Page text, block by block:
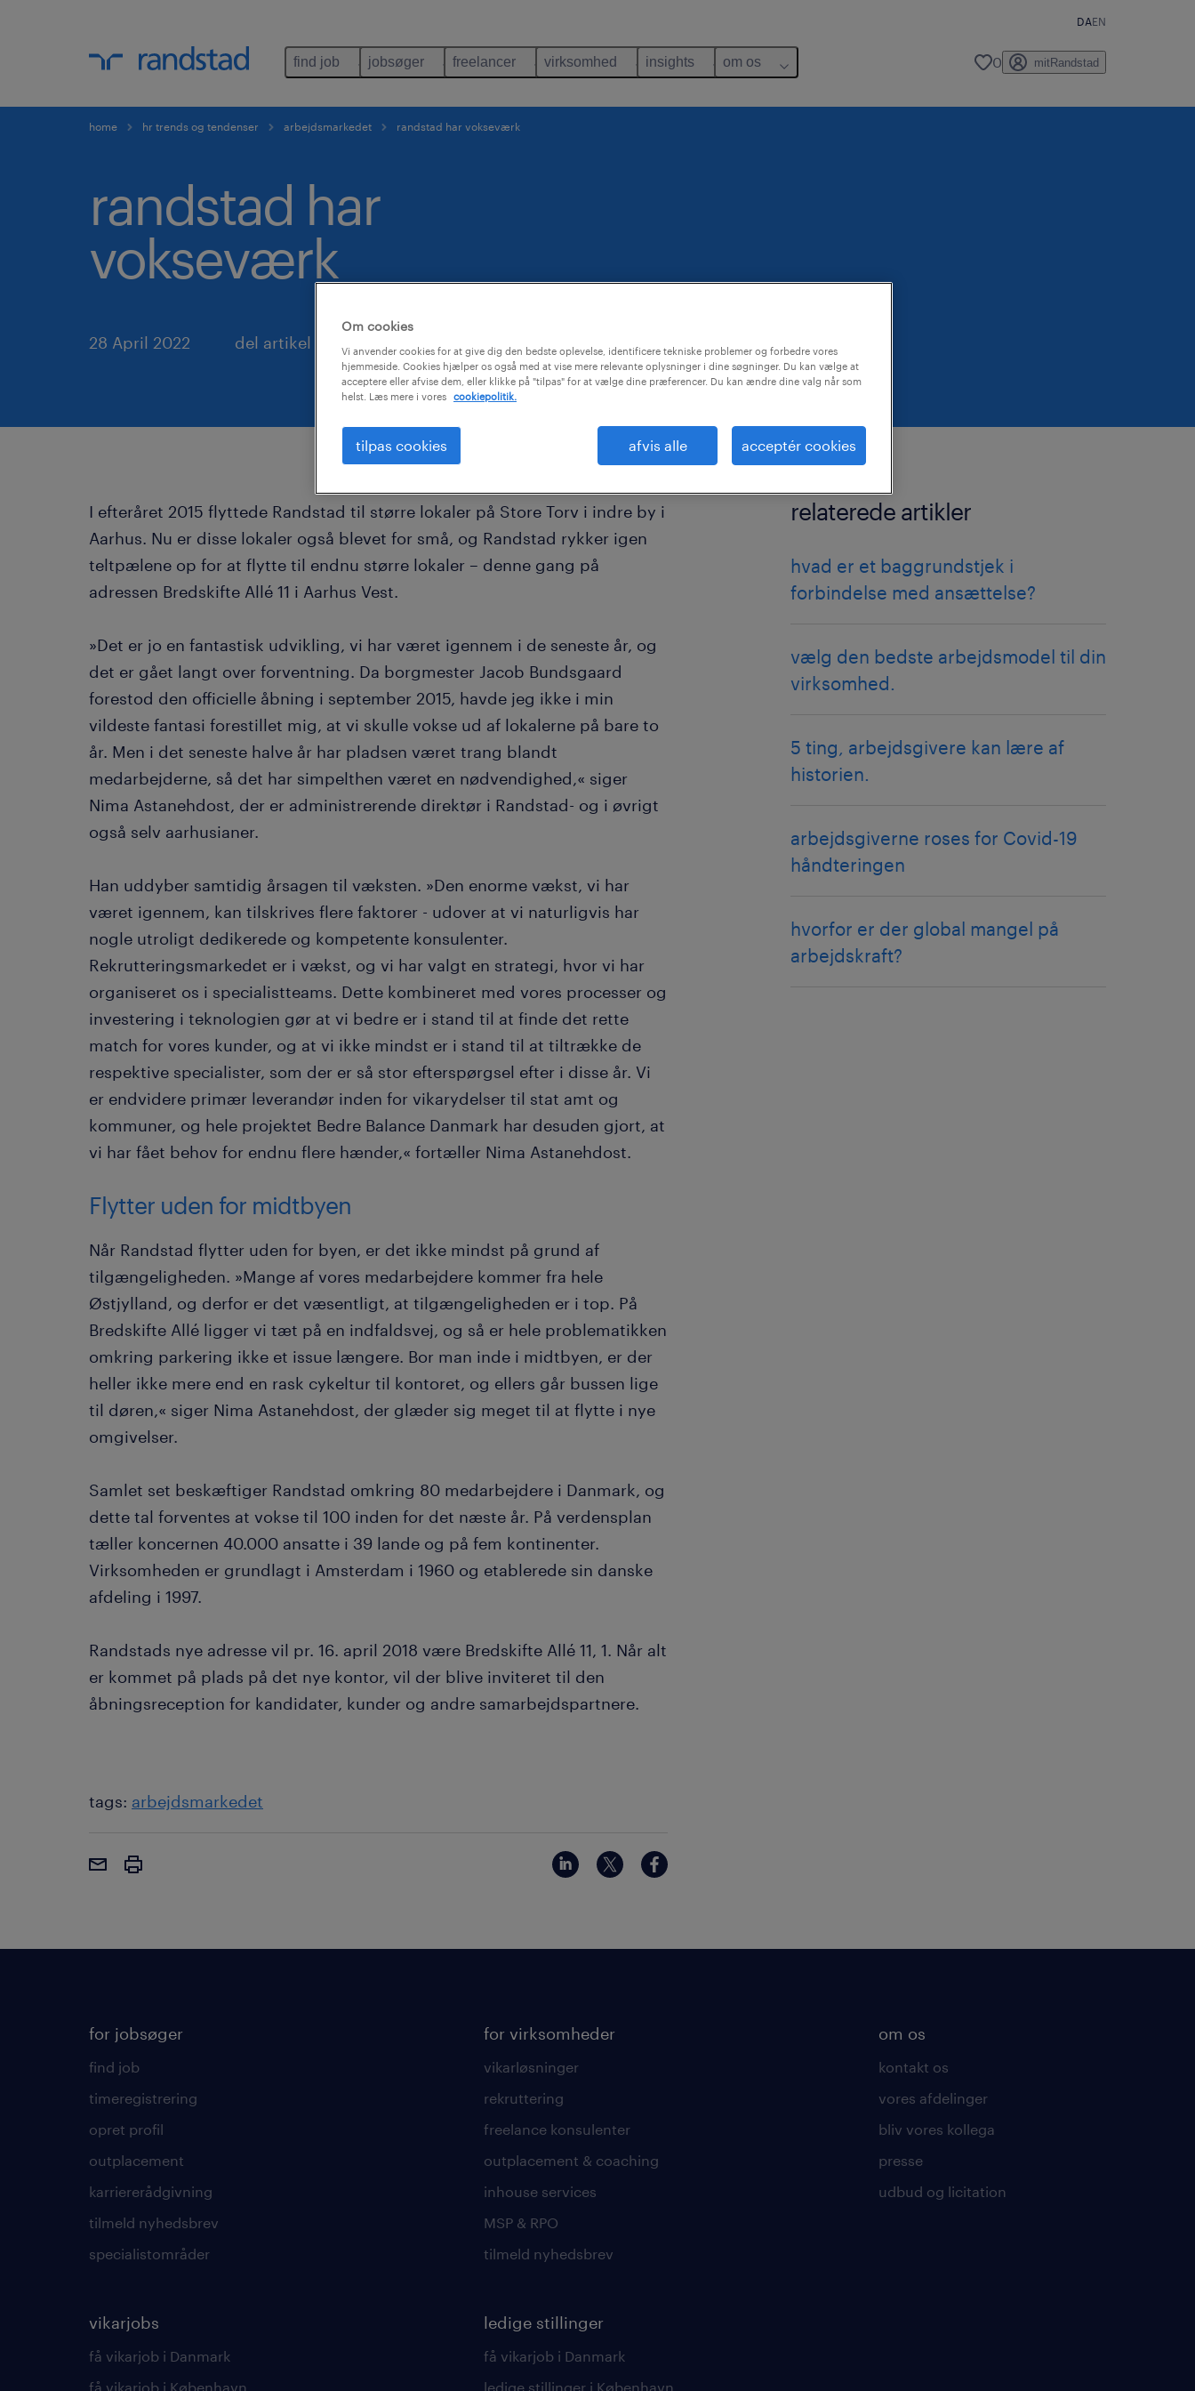
DAEN
find job jobsøger freelancer virksomhed insights om os 0 mitRandstad
home hr trends og tendenser arbejdsmarkedet randstad har vokseværk
randstad har
vokseværk
28 April 2022 del artikel
I efteråret 2015 flyttede Randstad til større lokaler på Store Torv i indre by i
Aarhus. Nu er disse lokaler også blevet for små, og Randstad rykker igen
teltpælene op for at flytte til endnu større lokaler – denne gang på
adressen Bredskifte Allé 11 i Aarhus Vest.
»Det er jo en fantastisk udvikling, vi har været igennem i de seneste år, og
det er gået langt over forventning. Da borgmester Jacob Bundsgaard
forestod den officielle åbning i september 2015, havde jeg ikke i min
vildeste fantasi forestillet mig, at vi skulle vokse ud af lokalerne på bare to
år. Men i det seneste halve år har pladsen været trang blandt
medarbejderne, så det har simpelthen været en nødvendighed,« siger
Nima Astanehdost, der er administrerende direktør i Randstad- og i øvrigt
også selv aarhusianer.
Han uddyber samtidig årsagen til væksten. »Den enorme vækst, vi har
været igennem, kan tilskrives flere faktorer - udover at vi naturligvis har
nogle utroligt dedikerede og kompetente konsulenter.
Rekrutteringsmarkedet er i vækst, og vi har valgt en strategi, hvor vi har
organiseret os i specialistteams. Dette kombineret med vores processer og
investering i teknologien gør at vi bedre er i stand til at finde det rette
match for vores kunder, og at vi ikke mindst er i stand til at tiltrække de
respektive specialister, som der er så stor efterspørgsel efter i disse år. Vi
er endvidere primær leverandør inden for vikarydelser til stat amt og
kommuner, og hele projektet Bedre Balance Danmark har desuden gjort, at
vi har fået behov for endnu flere hænder,« fortæller Nima Astanehdost.
Flytter uden for midtbyen
Når Randstad flytter uden for byen, er det ikke mindst på grund af
tilgængeligheden. »Mange af vores medarbejdere kommer fra hele
Østjylland, og derfor er det væsentligt, at tilgængeligheden er i top. På
Bredskifte Allé ligger vi tæt på en indfaldsvej, og så er hele problematikken
omkring parkering ikke et issue længere. Bor man inde i midtbyen, er der
heller ikke mere end en rask cykeltur til kontoret, og ellers går bussen lige
til døren,« siger Nima Astanehdost, der glæder sig meget til at flytte i nye
omgivelser.
Samlet set beskæftiger Randstad omkring 80 medarbejdere i Danmark, og
dette tal forventes at vokse til 100 inden for det næste år. På verdensplan
tæller koncernen 40.000 ansatte i 39 lande og på fem kontinenter.
Virksomheden er grundlagt i Amsterdam i 1960 og etablerede sin danske
afdeling i 1997.
Randstads nye adresse vil pr. 16. april 2018 være Bredskifte Allé 11, 1. Når alt
er kommet på plads på det nye kontor, vil der blive inviteret til den
åbningsreception for kandidater, kunder og andre samarbejdspartnere.
tags: arbejdsmarkedet
relaterede artikler
hvad er et baggrundstjek i
forbindelse med ansættelse?
vælg den bedste arbejdsmodel til din
virksomhed.
5 ting, arbejdsgivere kan lære af
historien.
arbejdsgiverne roses for Covid-19
håndteringen
hvorfor er der global mangel på
arbejdskraft?
for jobsøger
find job
timeregistrering
opret profil
outplacement
karriererådgivning
tilmeld nyhedsbrev
specialistområder
vikarjobs
få vikarjob i Danmark
få vikarjob i København
for virksomheder
vikarløsninger
rekruttering
freelance konsulenter
outplacement & coaching
inhouse services
MSP & RPO
tilmeld nyhedsbrev
ledige stillinger
få vikarjob i Danmark
ledige stillinger i København
om os
kontakt os
vores afdelinger
bliv vores kollega
presse
udbud og licitation
Om cookies
Vi anvender cookies for at give dig den bedste oplevelse, identificere tekniske problemer og forbedre vores
hjemmeside. Cookies hjælper os også med at vise mere relevante oplysninger i dine søgninger. Du kan vælge at
acceptere eller afvise dem, eller klikke på "tilpas" for at vælge dine præferencer. Du kan ændre dine valg når som
helst. Læs mere i vores
cookiepolitik.
tilpas cookies afvis alle acceptér cookies